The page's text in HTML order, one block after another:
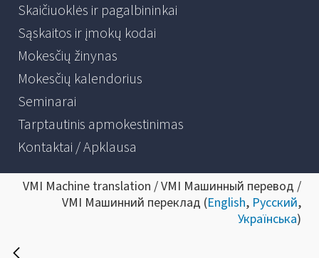
Skaičiuoklės ir pagalbininkai
Sąskaitos ir įmokų kodai
Mokesčių žinynas
Mokesčių kalendorius
Seminarai
Tarptautinis apmokestinimas
Kontaktai / Apklausa
VMI Machine translation / VMI Машинный перевод /
VMI Машинний переклад (English, Русский,
Українська)